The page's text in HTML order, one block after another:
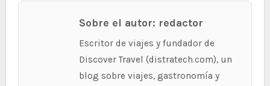
Sobre el autor: redactor
Escritor de viajes y fundador de
Discover Travel (distratech.com), un
blog sobre viajes, gastronomía y